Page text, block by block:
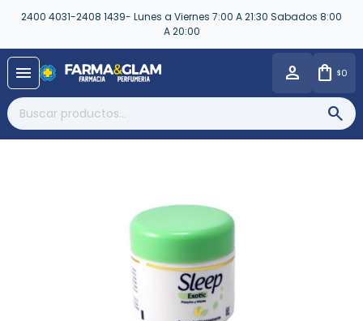
2400 4031-2408 1439- Lunes a Viernes 7:00 A 21:30 Sabados 8:00
A 20:00
menu $0